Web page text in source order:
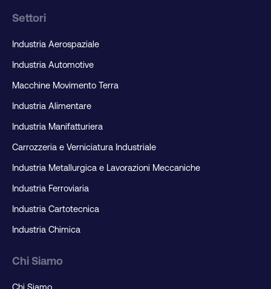
Settori
Industria Aerospaziale
Industria Automotive
Macchine Movimento Terra
Industria Alimentare
Industria Manifatturiera
Carrozzeria e Verniciatura Industriale
Industria Metallurgica e Lavorazioni Meccaniche
Industria Ferroviaria
Industria Cartotecnica
Industria Chimica
Chi Siamo